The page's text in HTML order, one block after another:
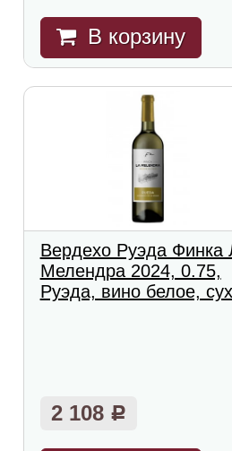
В корзину
Вердехо Руэда Финка
Мелендра 2024, 0.75,
Руэда, вино белое,
2 108 Р